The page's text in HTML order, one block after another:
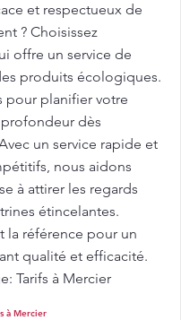
et respectueux de
? Choisissez
offre un service de
produits écologiques.
pour planifier votre
dès
un service rapide et
nous aidons
à attirer les regards
étincelantes.
la référence pour un
qualité et efficacité.
Tarifs à Mercier
à Mercier